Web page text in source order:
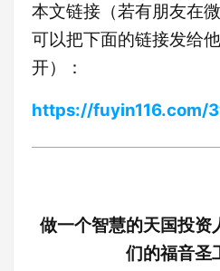
本文链接（若有朋友在
可以把下面的链接发给
开）：
https://fuyin116.com/
做一个智慧的天国投资
们的福音圣